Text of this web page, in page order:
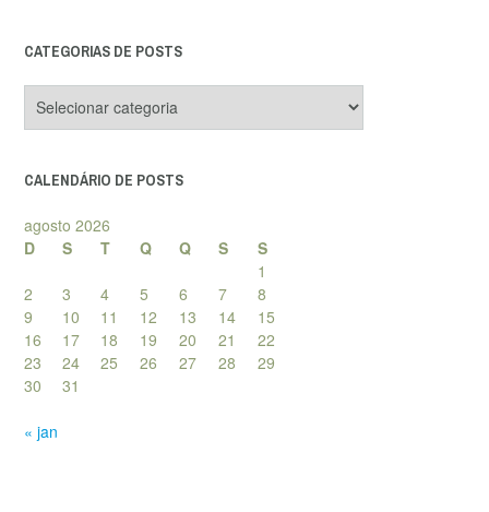
CATEGORIAS DE POSTS
de
CALENDÁRIO DE POSTS
agosto 2026
D
S T Q Q S
S
1
2
3 4 5 6 7
8
9
10 11 12 13 14
15
16
17 18 19 20 21
22
23
24 25 26 27 28
29
30
31
« jan